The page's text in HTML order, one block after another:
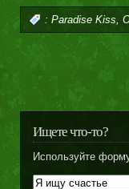
: Paradise Kiss
Ищете что-то?
Используйте